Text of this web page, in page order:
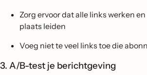
Zorg ervoor dat alle links werken
plaats leiden
Voeg niet te veel links toe die
3. A/B-test je berichtgeving